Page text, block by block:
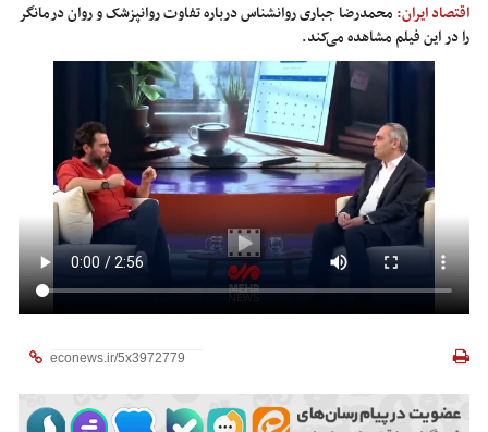
اقتصاد ایران: محمدرضا جباری روانشناس درباره تفاوت روانپزشک و روان درمانگر
را در این فیلم مشاهده می‌کند.